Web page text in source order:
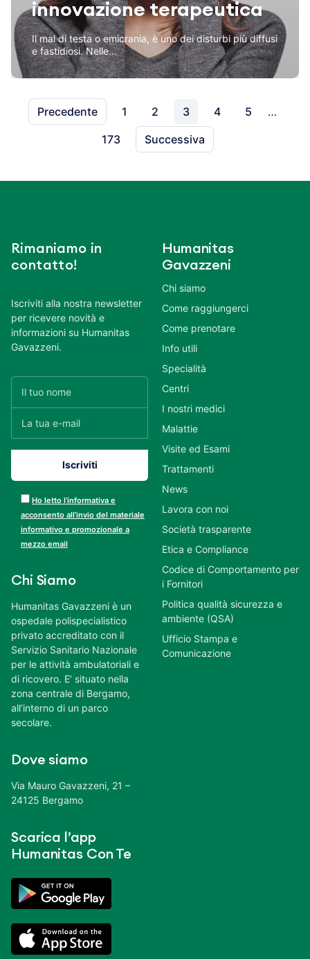
innovazione terapeutica
Il mal di testa o emicrania, è uno dei disturbi più diffusi
e fastidiosi. Nelle...
Precedente 1 2 3 4 5
…
173
Successiva
Rimaniamo in
contatto!
Iscriviti alla nostra newsletter
per ricevere novità e
informazioni su Humanitas
Gavazzeni.
Ho letto l’informativa e
acconsento all’invio del materiale
informativo e promozionale a
mezzo email
Chi Siamo
Humanitas Gavazzeni è un
ospedale polispecialistico
privato accreditato con il
Servizio Sanitario Nazionale
per le attività ambulatoriali e
di ricovero. E’ situato nella
zona centrale di Bergamo,
all’interno di un parco
secolare.
Dove siamo
Via Mauro Gavazzeni, 21 –
24125 Bergamo
Scarica l’app
Humanitas Con Te
Humanitas
Gavazzeni
Chi siamo
Come raggiungerci
Come prenotare
Info utili
Specialità
Centri
I nostri medici
Malattie
Visite ed Esami
Trattamenti
News
Lavora con noi
Società trasparente
Etica e Compliance
Codice di Comportamento per
i Fornitori
Politica qualità sicurezza e
ambiente (QSA)
Ufficio Stampa e
Comunicazione